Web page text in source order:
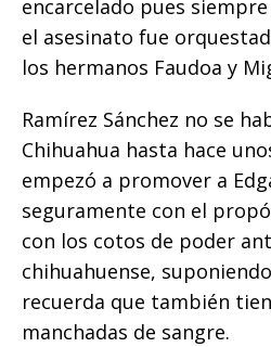
encarcelado pues
el asesinato fue
los hermanos Faudoa y
Ramírez Sánchez no se
Chihuahua hasta hace
empezó a promover a
seguramente con el
con los cotos de poder
chihuahuense,
recuerda que también
manchadas de sangre.